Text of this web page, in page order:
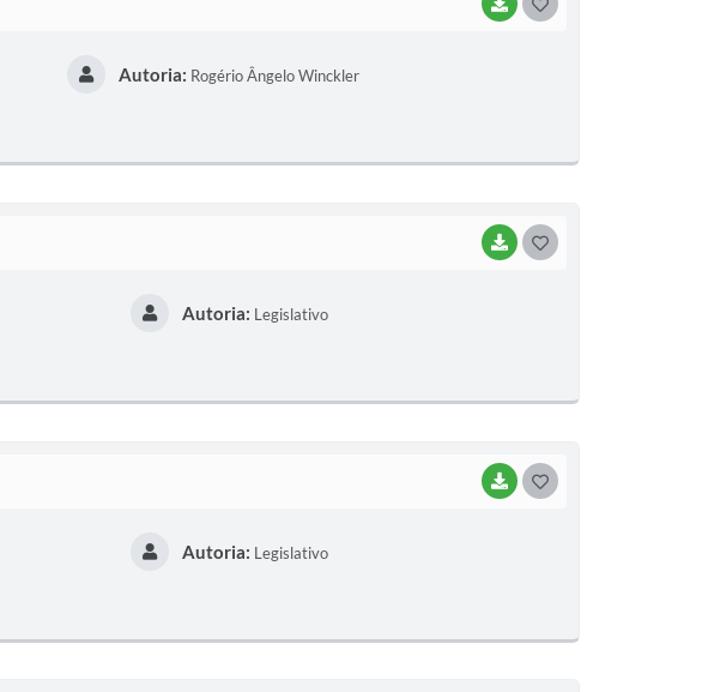
BAIXAR
Autoria: Rogério Ângelo Winckler
BAIXAR
Autoria: Legislativo
BAIXAR
Autoria: Legislativo